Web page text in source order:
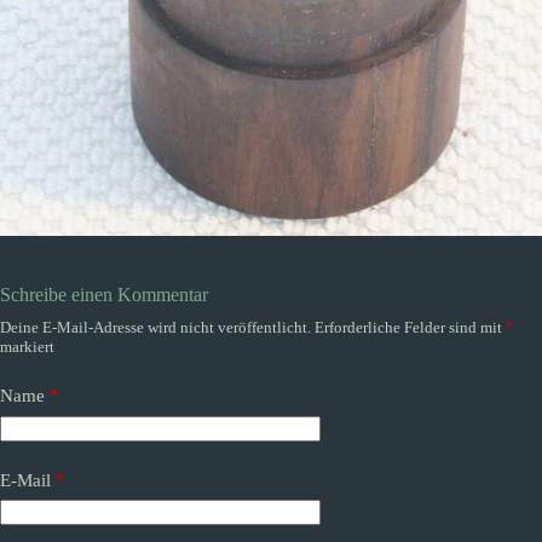
Schreibe einen Kommentar
Deine E-Mail-Adresse wird nicht veröffentlicht. Erforderliche Felder sind mit *
markiert
Name *
E-Mail *